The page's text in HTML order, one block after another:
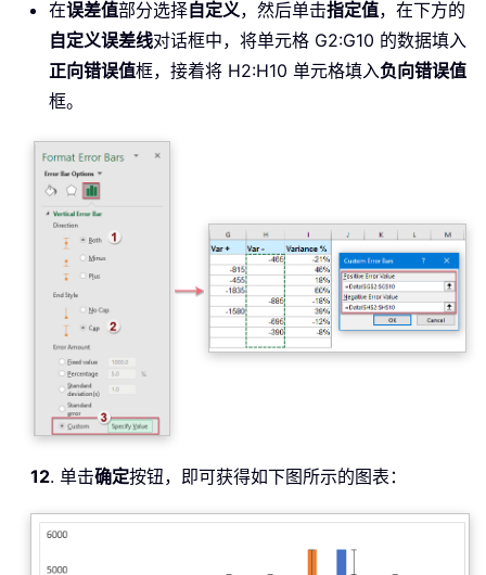
在误差值部分选择自定义，然后单击指定值，在下方的
自定义误差线对话框中，将单元格 G2:G10 的数据填入
正向错误值框，接着将 H2:H10 单元格填入负向错误值
框。
12. 单击确定按钮，即可获得如下图所示的图表：